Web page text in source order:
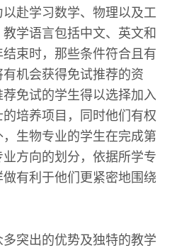
赴学习数学、物理以及工
学语言包括中文、英文和
束时，那些条件符合且有
机会获得免试推荐的资
免试的学生得以选择加入
培养项目，同时他们有权
生物专业的学生在完成第
方向的划分，依据所学专
有利于他们更紧密地围绕
突出的优势及独特的教学